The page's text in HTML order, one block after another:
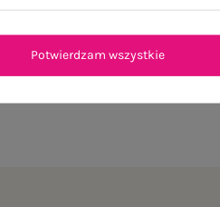
Potwierdzam wszystkie